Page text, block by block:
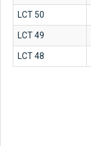
LCT 50
LCT 49
LCT 48